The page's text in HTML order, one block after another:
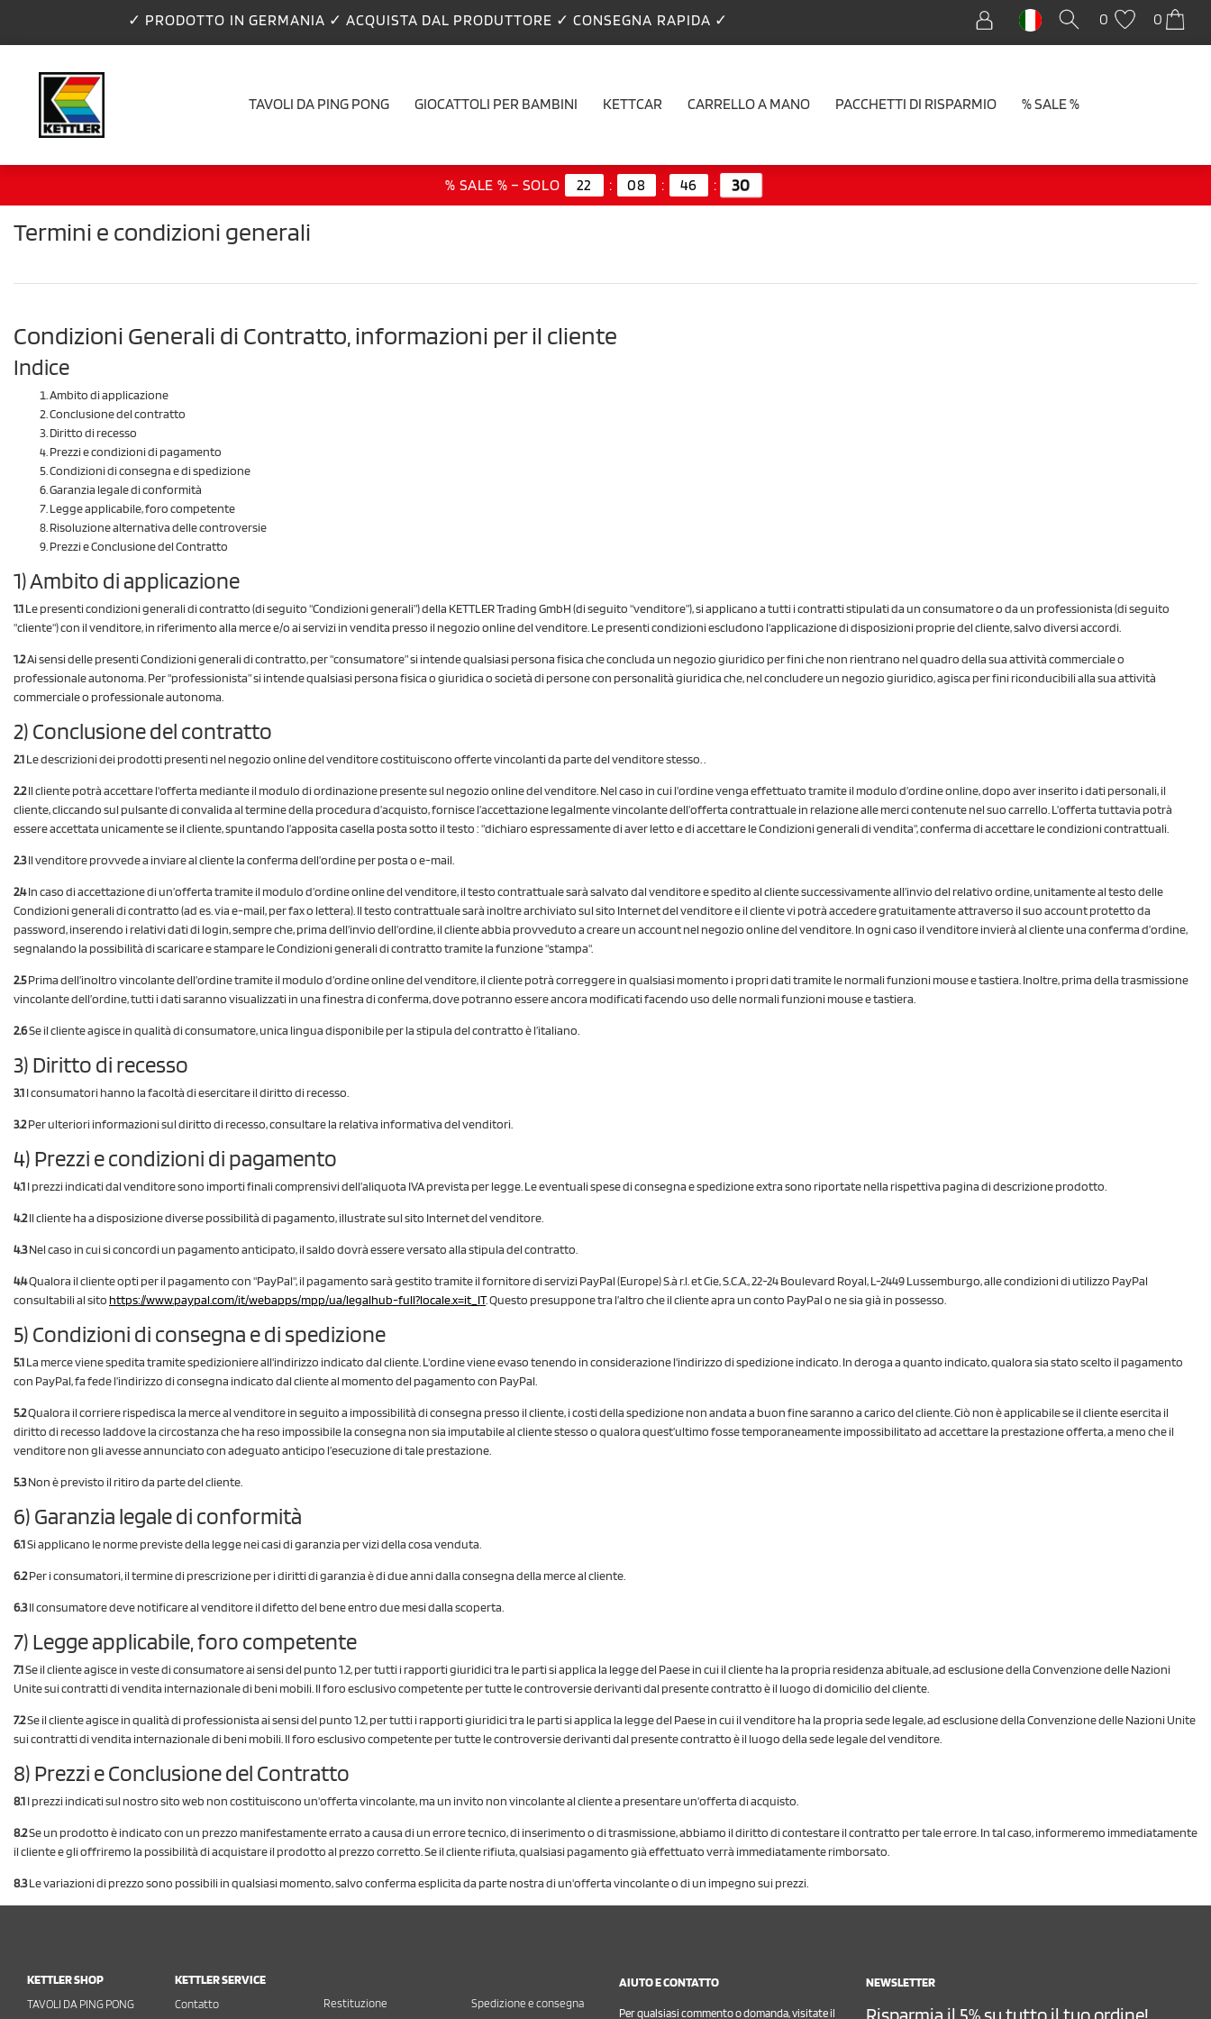
✓ PRODOTTO IN GERMANIA ✓ ACQUISTA DAL PRODUTTORE ✓ CONSEGNA RAPIDA ✓ 0 0
TAVOLI DA PING PONG GIOCATTOLI PER BAMBINI KETTCAR CARRELLO A MANO PACCHETTI DI RISPARMIO % SALE %
Termini e condizioni generali
Condizioni Generali di Contratto, informazioni per il cliente
Indice
Ambito di applicazione
Conclusione del contratto
Diritto di recesso
Prezzi e condizioni di pagamento
Condizioni di consegna e di spedizione
Garanzia legale di conformità
Legge applicabile, foro competente
Risoluzione alternativa delle controversie
Prezzi e Conclusione del Contratto
1) Ambito di applicazione
1.1Le presenti condizioni generali di contratto (di seguito "Condizioni generali”) della KETTLER Trading GmbH (di seguito "venditore”), si applicano a tutti i contratti stipulati da un consumatore o da un professionista (di seguito
"cliente") con il venditore, in riferimento alla merce e/o ai servizi in vendita presso il negozio online del venditore. Le presenti condizioni escludono l'applicazione di disposizioni proprie del cliente, salvo diversi accordi.
1.2Ai sensi delle presenti Condizioni generali di contratto, per "consumatore” si intende qualsiasi persona fisica che concluda un negozio giuridico per fini che non rientrano nel quadro della sua attività commerciale o
professionale autonoma. Per "professionista” si intende qualsiasi persona fisica o giuridica o società di persone con personalità giuridica che, nel concludere un negozio giuridico, agisca per fini riconducibili alla sua attività
commerciale o professionale autonoma.
2) Conclusione del contratto
2.1Le descrizioni dei prodotti presenti nel negozio online del venditore costituiscono offerte vincolanti da parte del venditore stesso. .
2.2Il cliente potrà accettare l'offerta mediante il modulo di ordinazione presente sul negozio online del venditore. Nel caso in cui l’ordine venga effettuato tramite il modulo d’ordine online, dopo aver inserito i dati personali, il
cliente, cliccando sul pulsante di convalida al termine della procedura d’acquisto, fornisce l’accettazione legalmente vincolante dell’offerta contrattuale in relazione alle merci contenute nel suo carrello. L’offerta tuttavia potrà
essere accettata unicamente se il cliente, spuntando l’apposita casella posta sotto il testo : "dichiaro espressamente di aver letto e di accettare le Condizioni generali di vendita", conferma di accettare le condizioni contrattuali.
2.3Il venditore provvede a inviare al cliente la conferma dell’ordine per posta o e-mail.
2.4In caso di accettazione di un’offerta tramite il modulo d’ordine online del venditore, il testo contrattuale sarà salvato dal venditore e spedito al cliente successivamente all’invio del relativo ordine, unitamente al testo delle
Condizioni generali di contratto (ad es. via e-mail, per fax o lettera). Il testo contrattuale sarà inoltre archiviato sul sito Internet del venditore e il cliente vi potrà accedere gratuitamente attraverso il suo account protetto da
password, inserendo i relativi dati di login, sempre che, prima dell’invio dell’ordine, il cliente abbia provveduto a creare un account nel negozio online del venditore. In ogni caso il venditore invierà al cliente una conferma d’ordine,
segnalando la possibilità di scaricare e stampare le Condizioni generali di contratto tramite la funzione "stampa".
2.5Prima dell’inoltro vincolante dell’ordine tramite il modulo d’ordine online del venditore, il cliente potrà correggere in qualsiasi momento i propri dati tramite le normali funzioni mouse e tastiera. Inoltre, prima della trasmissione
vincolante dell’ordine, tutti i dati saranno visualizzati in una finestra di conferma, dove potranno essere ancora modificati facendo uso delle normali funzioni mouse e tastiera.
2.6Se il cliente agisce in qualità di consumatore, unica lingua disponibile per la stipula del contratto è l’italiano.
3) Diritto di recesso
3.1I consumatori hanno la facoltà di esercitare il diritto di recesso.
3.2Per ulteriori informazioni sul diritto di recesso, consultare la relativa informativa del venditori.
4) Prezzi e condizioni di pagamento
4.1I prezzi indicati dal venditore sono importi finali comprensivi dell’aliquota IVA prevista per legge. Le eventuali spese di consegna e spedizione extra sono riportate nella rispettiva pagina di descrizione prodotto.
4.2Il cliente ha a disposizione diverse possibilità di pagamento, illustrate sul sito Internet del venditore.
4.3Nel caso in cui si concordi un pagamento anticipato, il saldo dovrà essere versato alla stipula del contratto.
4.4Qualora il cliente opti per il pagamento con "PayPal", il pagamento sarà gestito tramite il fornitore di servizi PayPal (Europe) S.à r.l. et Cie, S.C.A., 22-24 Boulevard Royal, L-2449 Lussemburgo, alle condizioni di utilizzo PayPal
consultabili al sito https://www.paypal.com/it/webapps/mpp/ua/legalhub-full?locale.x=it_IT. Questo presuppone tra l’altro che il cliente apra un conto PayPal o ne sia già in possesso.
5) Condizioni di consegna e di spedizione
5.1La merce viene spedita tramite spedizioniere all'indirizzo indicato dal cliente. L'ordine viene evaso tenendo in considerazione l'indirizzo di spedizione indicato. In deroga a quanto indicato, qualora sia stato scelto il pagamento
con PayPal, fa fede l’indirizzo di consegna indicato dal cliente al momento del pagamento con PayPal.
5.2Qualora il corriere rispedisca la merce al venditore in seguito a impossibilità di consegna presso il cliente, i costi della spedizione non andata a buon fine saranno a carico del cliente. Ciò non è applicabile se il cliente esercita il
diritto di recesso laddove la circostanza che ha reso impossibile la consegna non sia imputabile al cliente stesso o qualora quest’ultimo fosse temporaneamente impossibilitato ad accettare la prestazione offerta, a meno che il
venditore non gli avesse annunciato con adeguato anticipo l’esecuzione di tale prestazione.
5.3Non è previsto il ritiro da parte del cliente.
6) Garanzia legale di conformità
6.1Si applicano le norme previste della legge nei casi di garanzia per vizi della cosa venduta.
6.2Per i consumatori, il termine di prescrizione per i diritti di garanzia è di due anni dalla consegna della merce al cliente.
6.3Il consumatore deve notificare al venditore il difetto del bene entro due mesi dalla scoperta.
7) Legge applicabile, foro competente
7.1Se il cliente agisce in veste di consumatore ai sensi del punto 1.2, per tutti i rapporti giuridici tra le parti si applica la legge del Paese in cui il cliente ha la propria residenza abituale, ad esclusione della Convenzione delle Nazioni
Unite sui contratti di vendita internazionale di beni mobili. Il foro esclusivo competente per tutte le controversie derivanti dal presente contratto è il luogo di domicilio del cliente.
7.2Se il cliente agisce in qualità di professionista ai sensi del punto 1.2, per tutti i rapporti giuridici tra le parti si applica la legge del Paese in cui il venditore ha la propria sede legale, ad esclusione della Convenzione delle Nazioni Unite
sui contratti di vendita internazionale di beni mobili. Il foro esclusivo competente per tutte le controversie derivanti dal presente contratto è il luogo della sede legale del venditore.
8) Prezzi e Conclusione del Contratto
8.1I prezzi indicati sul nostro sito web non costituiscono un'offerta vincolante, ma un invito non vincolante al cliente a presentare un'offerta di acquisto.
8.2Se un prodotto è indicato con un prezzo manifestamente errato a causa di un errore tecnico, di inserimento o di trasmissione, abbiamo il diritto di contestare il contratto per tale errore. In tal caso, informeremo immediatamente
il cliente e gli offriremo la possibilità di acquistare il prodotto al prezzo corretto. Se il cliente rifiuta, qualsiasi pagamento già effettuato verrà immediatamente rimborsato.
8.3Le variazioni di prezzo sono possibili in qualsiasi momento, salvo conferma esplicita da parte nostra di un'offerta vincolante o di un impegno sui prezzi.
KETTLER SHOP
TAVOLI DA PING PONG
KETTLER SERVICE
Contatto Restituzione Spedizione e consegna
AIUTO E CONTATTO
Per qualsiasi commento o domanda, visitate il
NEWSLETTER
% SALE % – SOLO 22 : 08 : 46 : 30